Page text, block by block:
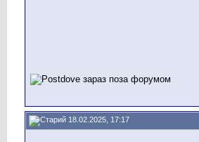
18.02.2025, 17:17